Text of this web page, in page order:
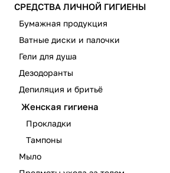
СРЕДСТВА ЛИЧНОЙ ГИГИЕНЫ
Бумажная продукция
Ватные диски и палочки
Гели для душа
Дезодоранты
Депиляция и бритьё
Женская гигиена
Прокладки
Тампоны
Мыло